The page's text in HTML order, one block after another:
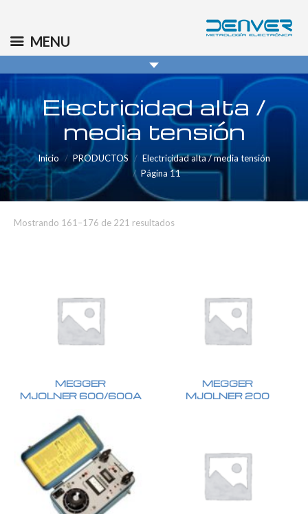
info@denver.es
Electricidad alta /
media tensión
Inicio PRODUCTOS
Electricidad alta / media tensión
Página 11
Mostrando 161–176 de 221 resultados
MEGGER
MJOLNER 600/600A
MEGGER
MJOLNER 200
MENU